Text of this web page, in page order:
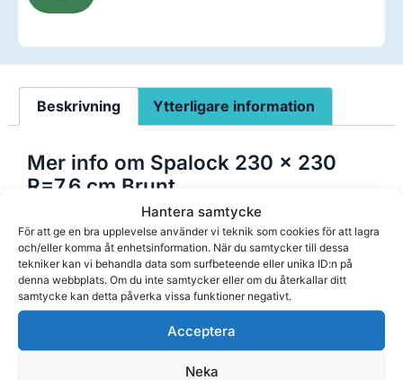
Hantera samtycke
För att ge en bra upplevelse använder vi teknik som cookies för att lagra
och/eller komma åt enhetsinformation. När du samtycker till dessa
tekniker kan vi behandla data som surfbeteende eller unika ID:n på
denna webbplats. Om du inte samtycker eller om du återkallar ditt
samtycke kan detta påverka vissa funktioner negativt.
Acceptera
Neka
Beskrivning Ytterligare information
Mer info om Spalock 230 x 230
R=7,6 cm Brunt
Konstruktionen
av detta lock 230 cm x 230 cm
med radie 7,6 cm består av isolerblock med en
densitet på 25kg per kubikmeter. Färgen är Brunt.
Förstärkning sker via galvad U-balk av stål (stål är
överlägset aluminium i styrka och vridstyvhet) som
är inbäddad i isolerblocket vilket gör att den inte
riskerar att skada fuktspärren.